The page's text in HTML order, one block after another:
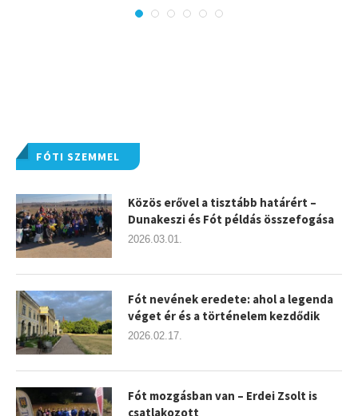
FÓTI SZEMMEL
Közös erővel a tisztább határért –
Dunakeszi és Fót példás összefogása
2026.03.01.
Fót nevének eredete: ahol a legenda
véget ér és a történelem kezdődik
2026.02.17.
Fót mozgásban van – Erdei Zsolt is
csatlakozott